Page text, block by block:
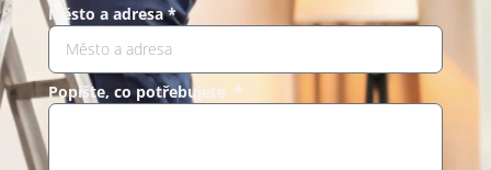
Město a adresa *
Popište, co potřebujete *